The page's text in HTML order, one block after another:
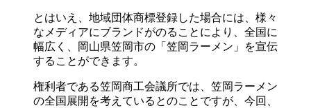
とはいえ、地域団体商標登録した場合には、様々
なメディアにブランドがのることにより、全国に
幅広く、岡山県笠岡市の「笠岡ラーメン」を宣伝
することができます。
権利者である笠岡商工会議所では、笠岡ラーメン
の全国展開を考えているとのことですが、今回、